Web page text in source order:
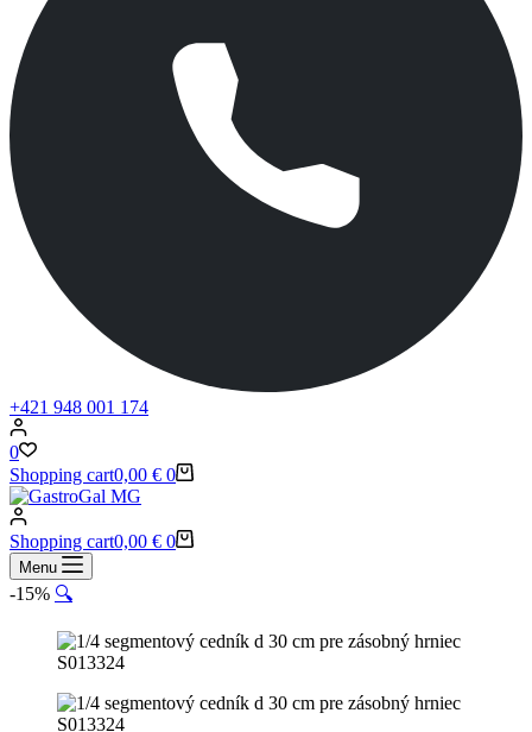
+421 948 001 174
0
Shopping cart0,00 € 0
Shopping cart0,00 € 0
Menu
-15% 🔍